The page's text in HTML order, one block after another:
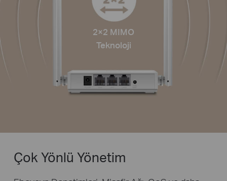
2×2 MIMO
Teknoloji
Çok Yönlü Yönetim